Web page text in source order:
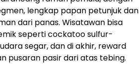
lengkap papan petunjuk dan
dari panas. Wisatawan bisa
seperti cockatoo sulfur-
segar, dan di akhir, reward
pusaran pasir dari atas tebing.